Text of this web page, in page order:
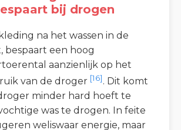
bij drogen
na het wassen in de
bespaart een hoog
aanzienlijk op het
van de droger [16]. Dit komt
minder hard hoeft te
was te drogen. In feite
weliswaar energie, maar